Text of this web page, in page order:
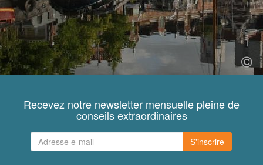
Recevez notre newsletter mensuelle pleine de
conseils extraordinaires
S'inscrire